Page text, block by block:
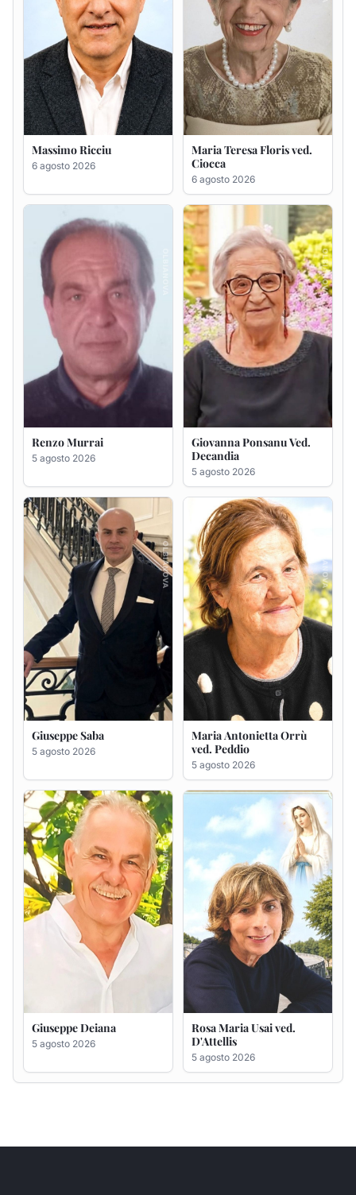
Renzo Murrai
5 agosto 2026
Giovanna Ponsanu Ved.
Decandia
5 agosto 2026
Giuseppe Saba
5 agosto 2026
Maria Antonietta Orrù
ved. Peddio
5 agosto 2026
Giuseppe Deiana
5 agosto 2026
Rosa Maria Usai ved.
D'Attellis
5 agosto 2026